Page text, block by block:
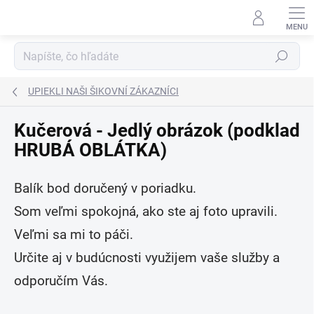
Hľadať
UPIEKLI NAŠI ŠIKOVNÍ ZÁKAZNÍCI
Kučerová - Jedlý obrázok (podklad
HRUBÁ OBLÁTKA)
Balík bod doručený v poriadku.
Som veľmi spokojná, ako ste aj foto upravili.
Veľmi sa mi to páči.
Určite aj v budúcnosti využijem vaše služby a
odporučím Vás.